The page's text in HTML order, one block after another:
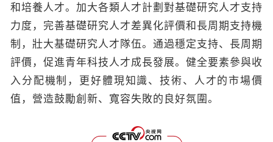
和培養人才。加大各類人才計劃對基礎研究人才支持
力度，完善基礎研究人才差異化評價和長周期支持機
制，壯大基礎研究人才隊伍。通過穩定支持、長周期
評價，促進青年科技人才成長發展。健全要素參與收
入分配機制，更好體現知識、技術、人才的市場價
值，營造鼓勵創新、寬容失敗的良好氛圍。